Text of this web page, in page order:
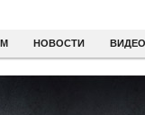
НОВОСТИ ВИДЕО